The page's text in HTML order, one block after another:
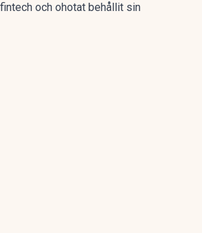
och ohotat behållit sin